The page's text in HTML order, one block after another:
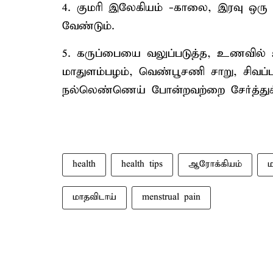
4. குமரி இலேகியம் -காலை, இரவு
வேண்டும்.
5. கருப்பையை வலுப்படுத்த, உணவில்
மாதுளம்பழம், வெண்பூசணி சாறு,
நல்லெண்ணெய் போன்றவற்றை
health health tips ஆரோக்கியம்
மாதவிடாய் menstrual pain